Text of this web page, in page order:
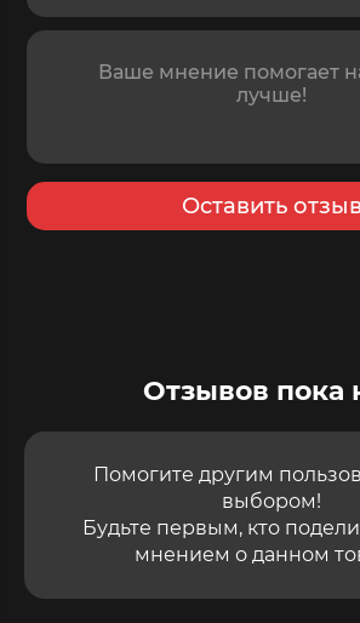
Отзыв
Оставить отзыв
Отзывов пока
Помогите другим
выбором!
Будьте первым, кто
мнением о данном